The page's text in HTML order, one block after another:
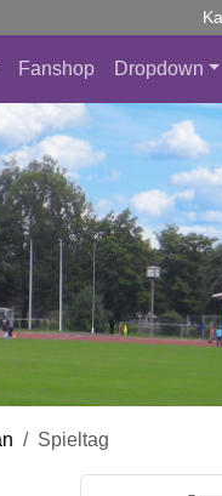
Fanshop Dropdown
Spieltag